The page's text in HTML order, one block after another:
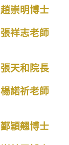
趙崇明博士
張祥志老師
張天和院長
楊諾祈老師
鄞穎翹博士